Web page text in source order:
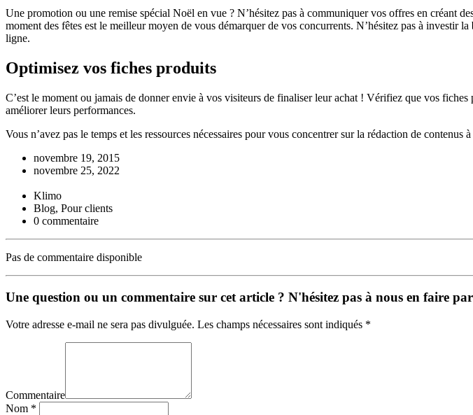
Une promotion ou une remise spécial Noël en vue ? N’hésitez pas à communiquer vos offres en créant
moment des fêtes est le meilleur moyen de vous démarquer de vos concurrents. N’hésitez pas à investir la
ligne.
Optimisez vos fiches produits
C’est le moment ou jamais de donner envie à vos visiteurs de finaliser leur achat ! Vérifiez que vos
améliorer leurs performances.
Vous n’avez pas le temps et les ressources nécessaires pour vous concentrer sur la rédaction de
novembre 19, 2015
novembre 25, 2022
Klimo
Blog, Pour clients
0 commentaire
Pas de commentaire disponible
Une question ou un commentaire sur cet article ? N'hésitez pas à nous en faire
Votre adresse e-mail ne sera pas divulguée. Les champs nécessaires sont indiqués *
Commentaire
Nom *